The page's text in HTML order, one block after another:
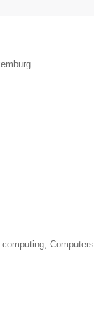
Computers